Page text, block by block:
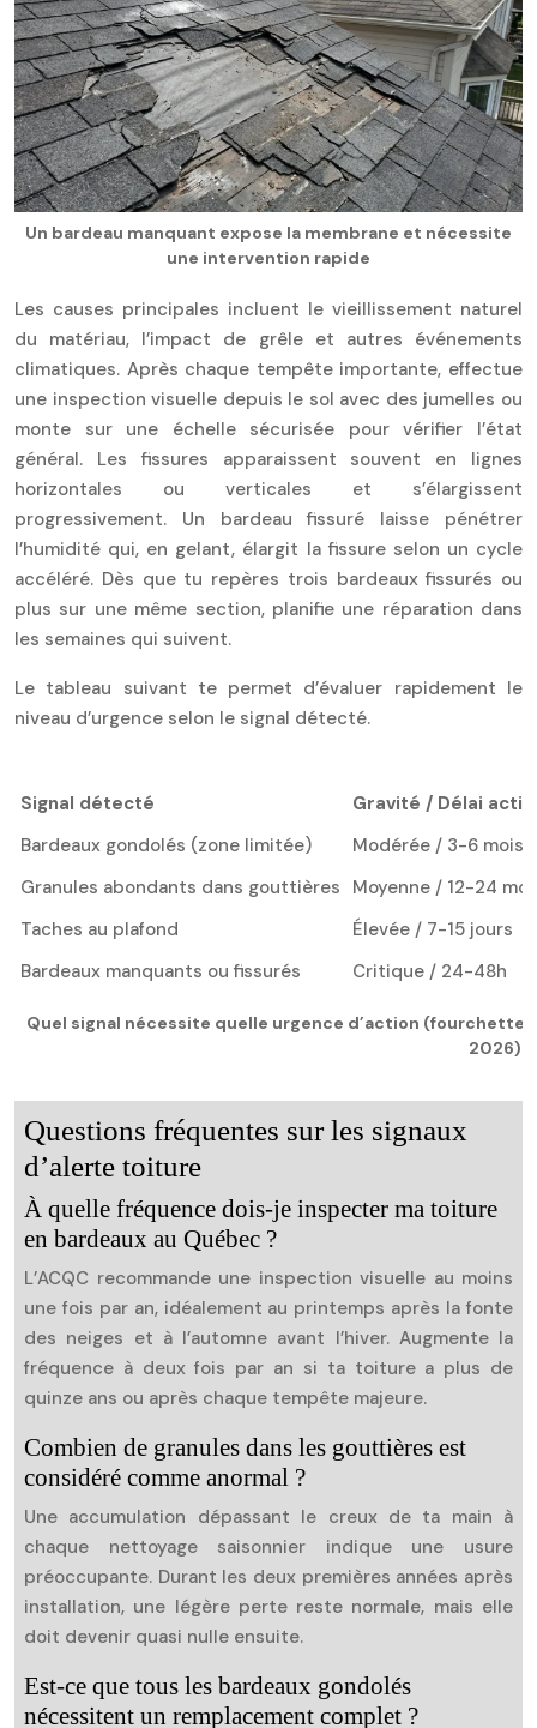
Un bardeau manquant expose la membrane et nécessite
une intervention rapide
Les causes principales incluent le vieillissement naturel
du matériau, l’impact de grêle et autres événements
climatiques. Après chaque tempête importante, effectue
une inspection visuelle depuis le sol avec des jumelles ou
monte sur une échelle sécurisée pour vérifier l’état
général. Les fissures apparaissent souvent en lignes
horizontales ou verticales et s’élargissent
progressivement. Un bardeau fissuré laisse pénétrer
l’humidité qui, en gelant, élargit la fissure selon un cycle
accéléré. Dès que tu repères trois bardeaux fissurés ou
plus sur une même section, planifie une réparation dans
les semaines qui suivent.
Le tableau suivant te permet d’évaluer rapidement le
niveau d’urgence selon le signal détecté.
Quel signal nécessite quelle urgence d’action
2026)
Signal détecté
Gravité / Délai
Bardeaux gondolés (zone limitée)
Modérée / 3-6 mois
Granules abondants dans gouttières Moyenne / 12-24
Taches au plafond
Élevée / 7-15 jours
Bardeaux manquants ou fissurés
Critique / 24-48h
Questions fréquentes sur les signaux
d’alerte toiture
À quelle fréquence dois-je inspecter ma toiture
en bardeaux au Québec ?
L’ACQC recommande une inspection visuelle au moins
une fois par an, idéalement au printemps après la fonte
des neiges et à l’automne avant l’hiver. Augmente la
fréquence à deux fois par an si ta toiture a plus de
quinze ans ou après chaque tempête majeure.
Combien de granules dans les gouttières est
considéré comme anormal ?
Une accumulation dépassant le creux de ta main à
chaque nettoyage saisonnier indique une usure
préoccupante. Durant les deux premières années après
installation, une légère perte reste normale, mais elle
doit devenir quasi nulle ensuite.
Est-ce que tous les bardeaux gondolés
nécessitent un remplacement complet ?